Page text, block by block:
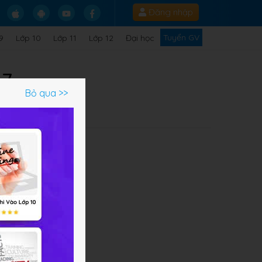
Đăng nhập
Lớp 10 Lớp 11 Lớp 12 Đại học Tuyển GV
Bỏ qua >>